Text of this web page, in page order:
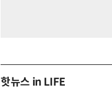
핫뉴스 in LIFE